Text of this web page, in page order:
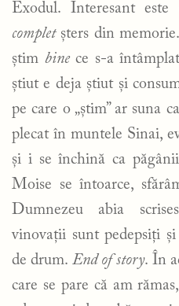
Exodul. Interesant
completșters din
știm binece s-a
știut e deja știut și
pe care o „știm” ar suna
plecat în muntele Sinai,
și i se închină ca
Moise se întoarce,
Dumnezeu abia
vinovații sunt pedepsiți
de drum. End of story. În
care se pare că am